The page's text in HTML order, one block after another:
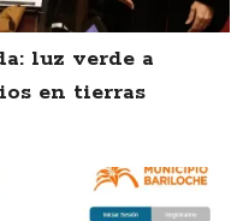
luz verde a
en tierras